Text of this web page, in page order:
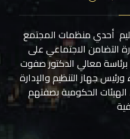
أحدي منظمات المجتمع
التضامن الاجتماعي على
معالي الدكتور صفوت
جهاز التنظيم والإدارة
الحكومية بصفتهم